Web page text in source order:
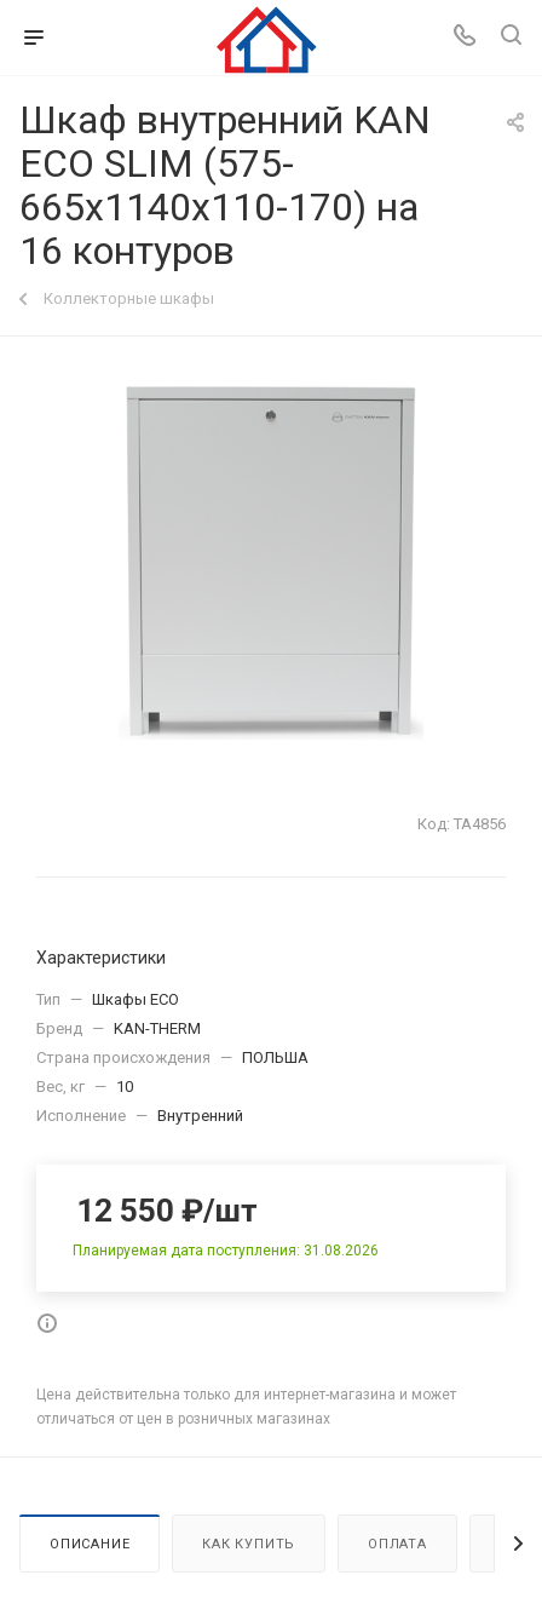
Шкаф внутренний KAN
ECO SLIM (575-
665x1140х110-170) на
16 контуров
Коллекторные шкафы
Код: ТА4856
Характеристики
Тип — Шкафы ECO
Бренд — KAN-THERM
Страна происхождения
— ПОЛЬША
Вес, кг — 10
Исполнение — Внутренний
12 550 ₽/шт
Планируемая дата поступления: 31.08.2026
Цена действительна только для интернет-магазина и может
отличаться от цен в розничных магазинах
ОПИСАНИЕ КАК КУПИТЬ ОПЛАТА